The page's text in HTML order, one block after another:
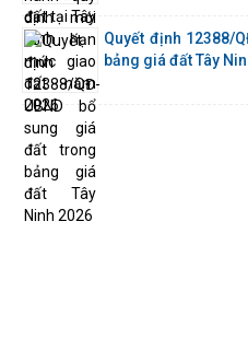
Quyết định 12388/
bảng giá đất Tây